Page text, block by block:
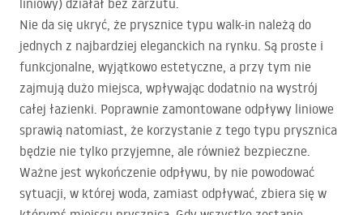
liniowy) działał bez zarzutu.
Nie da się ukryć, że prysznice typu walk-in należą do
jednych z najbardziej eleganckich na rynku. Są proste i
funkcjonalne, wyjątkowo estetyczne, a przy tym nie
zajmują dużo miejsca, wpływając dodatnio na wystrój
całej łazienki. Poprawnie zamontowane odpływy liniowe
sprawią natomiast, że korzystanie z tego typu prysznica
będzie nie tylko przyjemne, ale również bezpieczne.
Ważne jest wykończenie odpływu, by nie powodować
sytuacji, w której woda, zamiast odpływać, zbiera się w